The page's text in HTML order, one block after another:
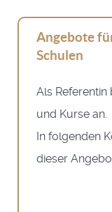
Angebote
Schulen
Als Referentin
und Kurse an.
In folgenden
dieser